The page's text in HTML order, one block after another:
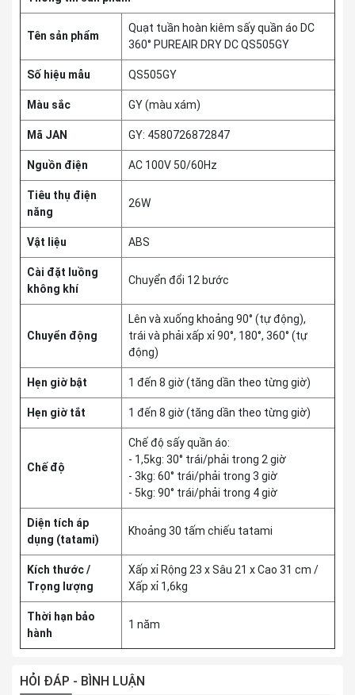
Tên sản phẩm
Quạt tuần hoàn kiêm sấy quần áo DC
360° PUREAIR DRY DC QS505GY
Số hiệu mẫu QS505GY
Màu sắc GY (màu xám)
Mã JAN GY: 4580726872847
Nguồn điện AC 100V 50/60Hz
Tiêu thụ điện
năng
26W
Vật liệu ABS
Cài đặt luồng
không khí
Chuyển đổi 12 bước
Chuyển động
Lên và xuống khoảng 90° (tự động),
trái và phải xấp xỉ 90°, 180°, 360° (tự
động)
Hẹn giờ bật 1 đến 8 giờ (tăng dần theo từng giờ)
Hẹn giờ tắt 1 đến 8 giờ (tăng dần theo từng giờ)
Chế độ
Chế độ sấy quần áo:
- 1,5kg: 30° trái/phải trong 2 giờ
- 3kg: 60° trái/phải trong 3 giờ
- 5kg: 90° trái/phải trong 4 giờ
Diện tích áp
dụng (tatami)
Khoảng 30 tấm chiếu tatami
Kích thước /
Trọng lượng
Xấp xỉ Rộng 23 x Sâu 21 x Cao 31 cm /
Xấp xỉ 1,6kg
Thời hạn bảo
hành
1 năm
HỎI ĐÁP - BÌNH LUẬN